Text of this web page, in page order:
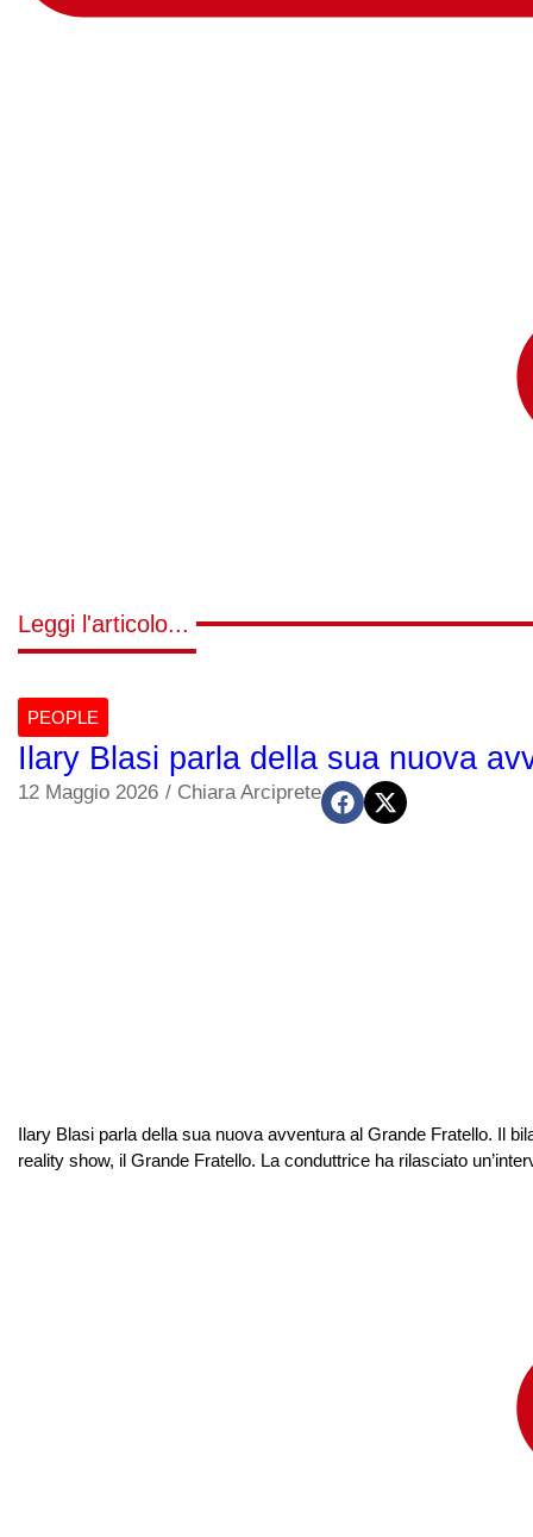
Leggi l'articolo...
PEOPLE
Ilary Blasi parla della sua nuova
12 Maggio 2026 / Chiara Arciprete
Ilary Blasi parla della sua nuova avventura al Grande Fratello. Il
reality show, il Grande Fratello. La conduttrice ha rilasciato